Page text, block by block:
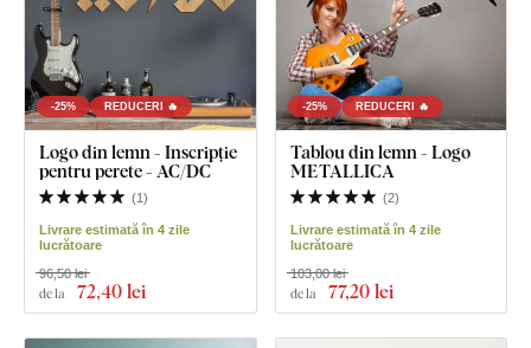
-25% REDUCERI 🔥
Logo din lemn - Inscripție
pentru perete - AC/DC
(1)
Livrare estimată în 4 zile
lucrătoare
de la 72,40 lei
96,50 lei
-25% REDUCERI 🔥
Tablou din lemn - Logo
METALLICA
(2)
Livrare estimată în 4 zile
lucrătoare
de la 77,20 lei
103,00 lei